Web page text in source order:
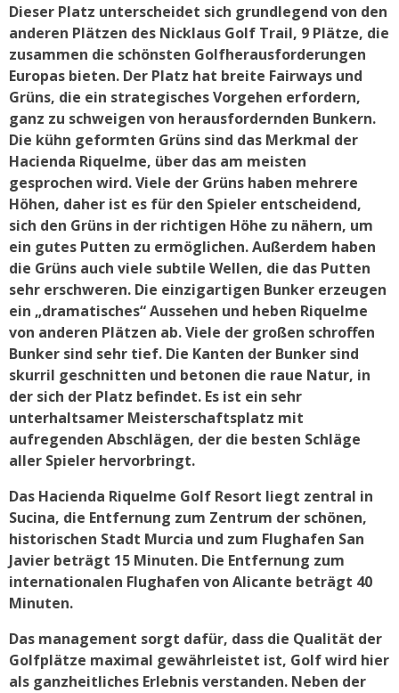
Dieser Platz unterscheidet sich grundlegend von den
anderen Plätzen des Nicklaus Golf Trail, 9 Plätze, die
zusammen die schönsten Golfherausforderungen
Europas bieten. Der Platz hat breite Fairways und
Grüns, die ein strategisches Vorgehen erfordern,
ganz zu schweigen von herausfordernden Bunkern.
Die kühn geformten Grüns sind das Merkmal der
Hacienda Riquelme, über das am meisten
gesprochen wird. Viele der Grüns haben mehrere
Höhen, daher ist es für den Spieler entscheidend,
sich den Grüns in der richtigen Höhe zu nähern, um
ein gutes Putten zu ermöglichen. Außerdem haben
die Grüns auch viele subtile Wellen, die das Putten
sehr erschweren. Die einzigartigen Bunker erzeugen
ein „dramatisches“ Aussehen und heben Riquelme
von anderen Plätzen ab. Viele der großen schroffen
Bunker sind sehr tief. Die Kanten der Bunker sind
skurril geschnitten und betonen die raue Natur, in
der sich der Platz befindet. Es ist ein sehr
unterhaltsamer Meisterschaftsplatz mit
aufregenden Abschlägen, der die besten Schläge
aller Spieler hervorbringt.
Das Hacienda Riquelme Golf Resort liegt zentral in
Sucina, die Entfernung zum Zentrum der schönen,
historischen Stadt Murcia und zum Flughafen San
Javier beträgt 15 Minuten. Die Entfernung zum
internationalen Flughafen von Alicante beträgt 40
Minuten.
Das management sorgt dafür, dass die Qualität der
Golfplätze maximal gewährleistet ist, Golf wird hier
als ganzheitliches Erlebnis verstanden. Neben der